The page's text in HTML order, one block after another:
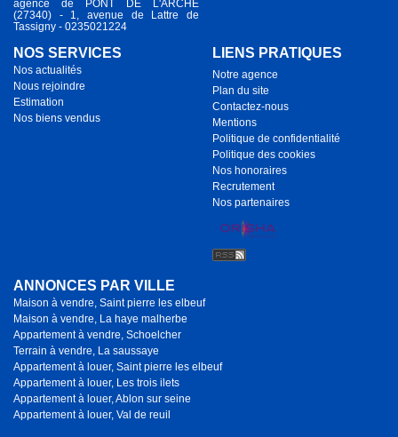
agence de PONT DE L'ARCHE
(27340) - 1, avenue de Lattre de
Tassigny - 0235021224
NOS SERVICES
Nos actualités
Nous rejoindre
Estimation
Nos biens vendus
LIENS PRATIQUES
Notre agence
Plan du site
Contactez-nous
Mentions
Politique de confidentialité
Politique des cookies
Nos honoraires
Recrutement
Nos partenaires
ANNONCES PAR VILLE
Maison à vendre, Saint pierre les elbeuf
Maison à vendre, La haye malherbe
Appartement à vendre, Schoelcher
Terrain à vendre, La saussaye
Appartement à louer, Saint pierre les elbeuf
Appartement à louer, Les trois ilets
Appartement à louer, Ablon sur seine
Appartement à louer, Val de reuil